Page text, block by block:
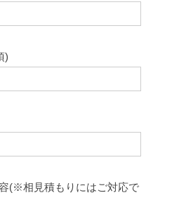
)
(※相見積もりにはご対応で